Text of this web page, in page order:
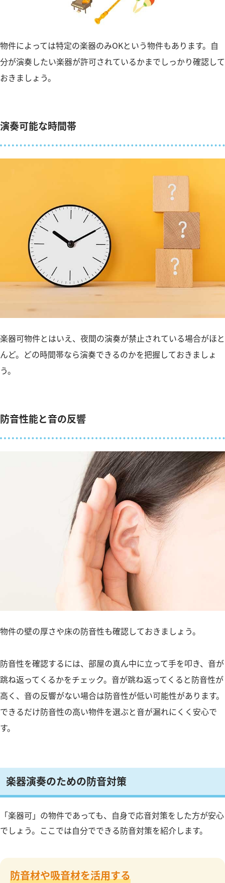
物件によっては特定の楽器のみOKという物件もあります。自
分が演奏したい楽器が許可されているかまでしっかり確認して
おきましょう。
演奏可能な時間帯
楽器可物件とはいえ、夜間の演奏が禁止されている場合がほと
んど。どの時間帯なら演奏できるのかを把握しておきましょ
う。
防音性能と音の反響
物件の壁の厚さや床の防音性も確認しておきましょう。
防音性を確認するには、部屋の真ん中に立って手を叩き、音が
跳ね返ってくるかをチェック。音が跳ね返ってくると防音性が
高く、音の反響がない場合は防音性が低い可能性があります。
できるだけ防音性の高い物件を選ぶと音が漏れにくく安心で
す。
楽器演奏のための防音対策
「楽器可」の物件であっても、自身で応音対策をした方が安心
でしょう。ここでは自分でできる防音対策を紹介します。
防音材や吸音材を活用する